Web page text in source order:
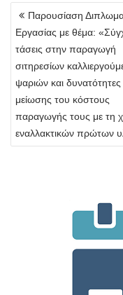
Πλοήγηση
άρθρων
Παρουσίαση
Εργασίας με θέμα:
τάσεις στην παραγωγή
σιτηρεσίων
ψαριών και δυνατότητες
μείωσης του κόστους
παραγωγής τους με τη
εναλλακτικών πρώτων